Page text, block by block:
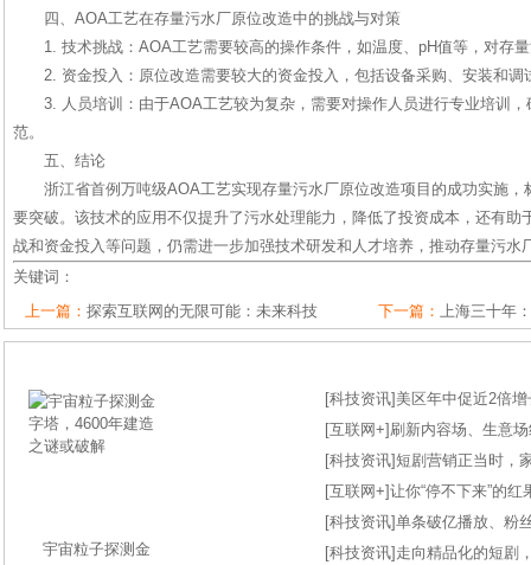
四、AOA工艺在存量污水厂原位改造中的挑战与对策
1. 技术挑战：AOA工艺需要较高的操作条件，如温度、pH值等，对存
2. 资金投入：原位改造需要较大的资金投入，包括设备采购、安装和调
3. 人员培训：由于AOA工艺较为复杂，需要对操作人员进行专业培训
范。
五、结论
浙江省首例万吨级AOA工艺实现存量污水厂原位改造项目的成功实施
要突破。该技术的应用不仅提升了污水处理能力，降低了投资成本，还有助
战和资金投入等问题，仍需进一步加强技术研发和人才培养，推动存量污水
关键词：
上一篇： 探索互联网的无限可能：未来科技 下一篇： 上海三十年
宇宙粒子探测金
[科技资讯] 美区年中促近2倍
[互联网+] 刷新内容场、生意
[科技资讯]短剧营销正当时，
[互联网+]让你“停不下来”的
[科技资讯]单条破亿播放、粉
[科技资讯] 走向精品化的短剧